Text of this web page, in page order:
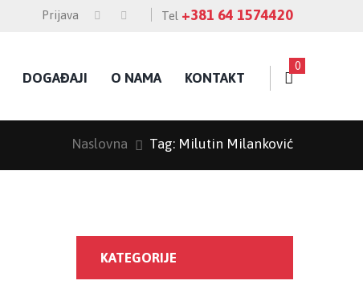
Tel +381 64 1574420
Prijava
DOGAĐAJI O NAMA KONTAKT
0
Naslovna Tag: Milutin Milanković
KATEGORIJE